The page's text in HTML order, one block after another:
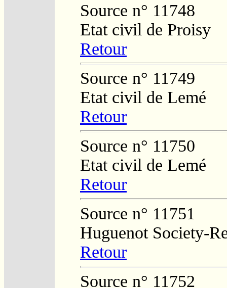
Source n° 11748
Etat civil de Proisy
Retour
Source n° 11749
Etat civil de Lemé
Retour
Source n° 11750
Etat civil de Lemé
Retour
Source n° 11751
Huguenot Society-
Retour
Source n° 11752